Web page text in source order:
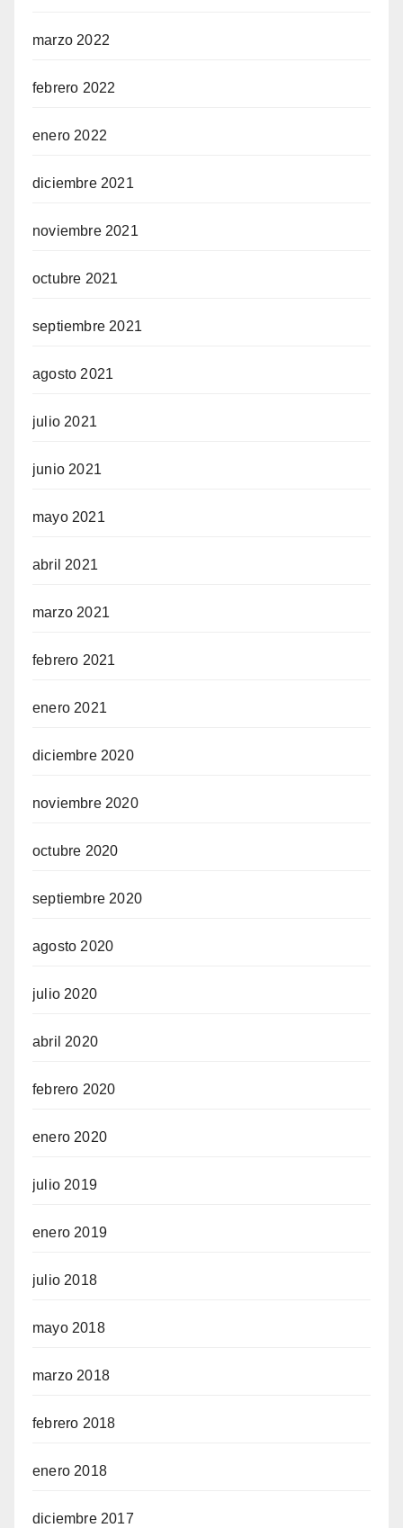
marzo 2022
febrero 2022
enero 2022
diciembre 2021
noviembre 2021
octubre 2021
septiembre 2021
agosto 2021
julio 2021
junio 2021
mayo 2021
abril 2021
marzo 2021
febrero 2021
enero 2021
diciembre 2020
noviembre 2020
octubre 2020
septiembre 2020
agosto 2020
julio 2020
abril 2020
febrero 2020
enero 2020
julio 2019
enero 2019
julio 2018
mayo 2018
marzo 2018
febrero 2018
enero 2018
diciembre 2017